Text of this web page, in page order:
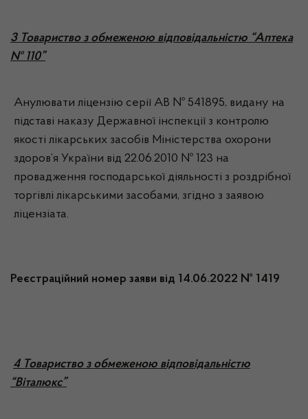
3 Товариство з обмеженою відповідальністю “Аптека
№ 110”
Анулювати ліцензію серії АВ № 541895, видану на
підставі наказу Державної інспекції з контролю
якості лікарських засобів Міністерства охорони
здоров’я України від 22.06.2010 № 123 на
провадження господарської діяльності з роздрібної
торгівлі лікарськими засобами, згідно з заявою
ліцензіата.
Реєстраційний номер заяви від 14.06.2022 № 1419
4Товариство з обмеженою відповідальністю
“Віталюкс”